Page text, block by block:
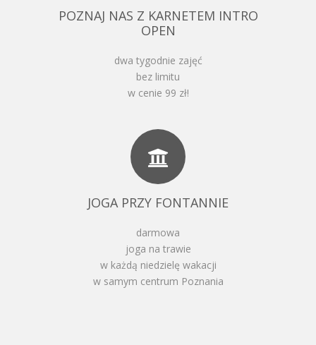
POZNAJ NAS Z KARNETEM INTRO
OPEN
dwa tygodnie zajęć
bez limitu
w cenie 99 zł!
JOGA PRZY FONTANNIE
darmowa
joga na trawie
w każdą niedzielę wakacji
w samym centrum Poznania